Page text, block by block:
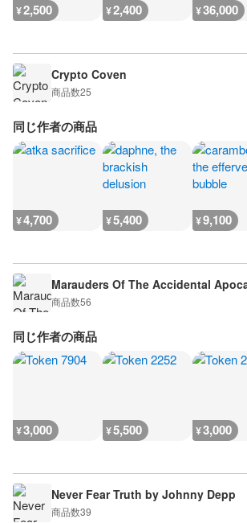
¥2,500 ¥2,400 ¥36,000
Crypto Coven
商品数25
同じ作者の商品
¥4,700 ¥5,400 ¥9,100
Marauders Of The Accidental
商品数56
同じ作者の商品
¥3,000 ¥5,500 ¥3,000
Never Fear Truth by Johnny Depp
商品数39